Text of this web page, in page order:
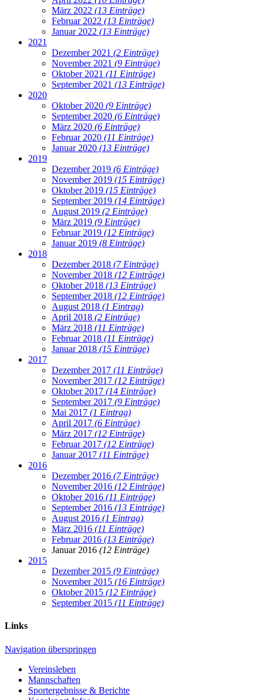
März 2022 (13 Einträge)
Februar 2022 (13 Einträge)
Januar 2022 (13 Einträge)
2021
Dezember 2021 (2 Einträge)
November 2021 (9 Einträge)
Oktober 2021 (11 Einträge)
September 2021 (13 Einträge)
2020
Oktober 2020 (9 Einträge)
September 2020 (6 Einträge)
März 2020 (6 Einträge)
Februar 2020 (11 Einträge)
Januar 2020 (13 Einträge)
2019
Dezember 2019 (6 Einträge)
November 2019 (15 Einträge)
Oktober 2019 (15 Einträge)
September 2019 (14 Einträge)
August 2019 (2 Einträge)
März 2019 (9 Einträge)
Februar 2019 (12 Einträge)
Januar 2019 (8 Einträge)
2018
Dezember 2018 (7 Einträge)
November 2018 (12 Einträge)
Oktober 2018 (13 Einträge)
September 2018 (12 Einträge)
August 2018 (1 Eintrag)
April 2018 (2 Einträge)
März 2018 (11 Einträge)
Februar 2018 (11 Einträge)
Januar 2018 (15 Einträge)
2017
Dezember 2017 (11 Einträge)
November 2017 (12 Einträge)
Oktober 2017 (14 Einträge)
September 2017 (9 Einträge)
Mai 2017 (1 Eintrag)
April 2017 (6 Einträge)
März 2017 (12 Einträge)
Februar 2017 (12 Einträge)
Januar 2017 (11 Einträge)
2016
Dezember 2016 (7 Einträge)
November 2016 (12 Einträge)
Oktober 2016 (11 Einträge)
September 2016 (13 Einträge)
August 2016 (1 Eintrag)
März 2016 (11 Einträge)
Februar 2016 (13 Einträge)
Januar 2016 (12 Einträge)
2015
Dezember 2015 (9 Einträge)
November 2015 (16 Einträge)
Oktober 2015 (12 Einträge)
September 2015 (11 Einträge)
Links
Navigation überspringen
Vereinsleben
Mannschaften
Sportergebnisse & Berichte